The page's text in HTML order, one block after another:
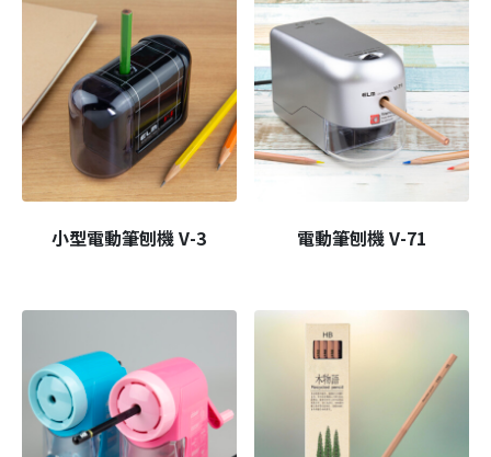
小型電動筆刨機 V-3 電動筆刨機 V-71